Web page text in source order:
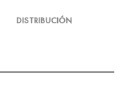
DISTRIBUCIÓN